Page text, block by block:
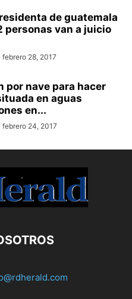
de guatemala
personas van a juicio
febrero 28, 2017
por nave para hacer
en aguas
en...
febrero 24, 2017